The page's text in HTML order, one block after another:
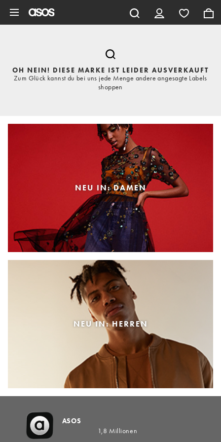
OH NEIN! DIESE MARKE IST LEIDER AUSVERKAUFT
Zum Glück kannst du bei uns jede Menge andere angesagte Labels
shoppen
NEU IN: DAMEN
NEU IN: HERREN
ASOS
1,8 Millionen